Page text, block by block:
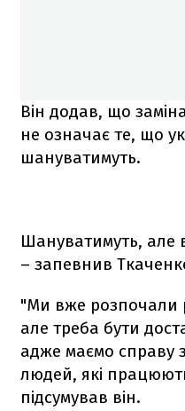
Він додав, що
не означає те, що
шануватимуть.
Шануватимуть, але
– запевнив
"Ми вже розпочали
але треба бути
адже маємо справу
людей, які
підсумував він.